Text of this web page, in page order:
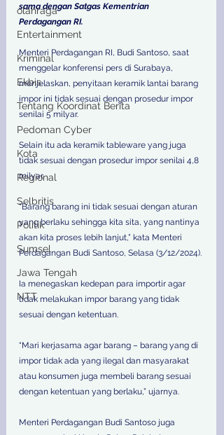
olahraga
Entertainment
Kriminal
Ekbis
Tentang Koordinat Berita
Pedoman Cyber
Kota
Regional
Selbritis
Politik
Sumsel
Jawa Tengah
NTT
sama dengan Satgas Kementrian
Perdagangan RI.
Menteri Perdagangan RI, Budi Santoso, saat
menggelar konferensi pers di Surabaya,
menjelaskan, penyitaan keramik lantai barang
impor ini tidak sesuai dengan prosedur impor
senilai 5 milyar.
Selain itu ada keramik tableware yang juga
tidak sesuai dengan prosedur impor senilai 4,8
milyar.
“Barang barang ini tidak sesuai dengan aturan
yang berlaku sehingga kita sita, yang nantinya
akan kita proses lebih lanjut,” kata Menteri
Perdagangan Budi Santoso, Selasa (3/12/2024).
Ia menegaskan kedepan para importir agar
tidak melakukan impor barang yang tidak
sesuai dengan ketentuan.
“Mari kerjasama agar barang – barang yang di
impor tidak ada yang ilegal dan masyarakat
atau konsumen juga membeli barang sesuai
dengan ketentuan yang berlaku,” ujarnya.
Menteri Perdagangan Budi Santoso juga